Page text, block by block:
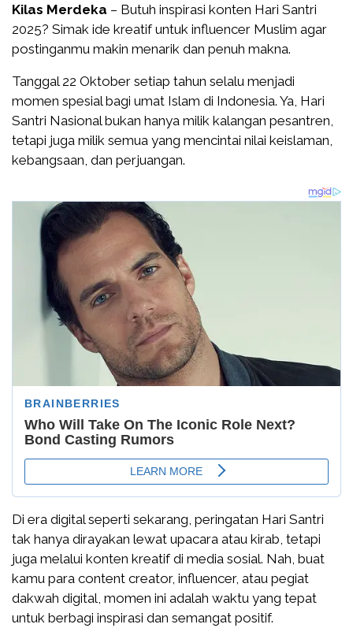
Kilas Merdeka – Butuh inspirasi konten Hari Santri
2025? Simak ide kreatif untuk influencer Muslim agar
postinganmu makin menarik dan penuh makna.
Tanggal 22 Oktober setiap tahun selalu menjadi
momen spesial bagi umat Islam di Indonesia. Ya, Hari
Santri Nasional bukan hanya milik kalangan pesantren,
tetapi juga milik semua yang mencintai nilai keislaman,
kebangsaan, dan perjuangan.
Di era digital seperti sekarang, peringatan Hari Santri
tak hanya dirayakan lewat upacara atau kirab, tetapi
juga melalui konten kreatif di media sosial. Nah, buat
kamu para content creator, influencer, atau pegiat
dakwah digital, momen ini adalah waktu yang tepat
untuk berbagi inspirasi dan semangat positif.